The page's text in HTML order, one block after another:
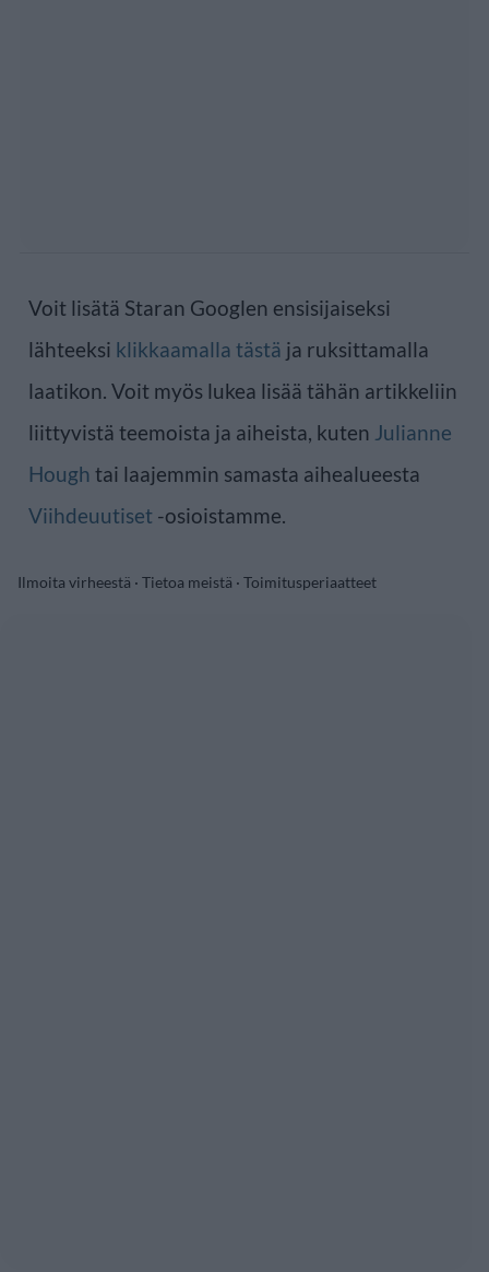
Voit lisätä Staran Googlen ensisijaiseksi
lähteeksi klikkaamalla tästä ja ruksittamalla
laatikon. Voit myös lukea lisää tähän artikkeliin
liittyvistä teemoista ja aiheista, kuten Julianne
Hough tai laajemmin samasta aihealueesta
Viihdeuutiset -osioistamme.
Ilmoita virheestä · Tietoa meistä · Toimitusperiaatteet